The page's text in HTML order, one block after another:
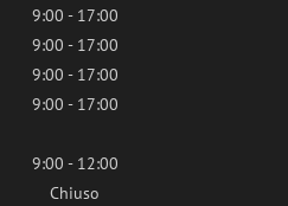
9:00 - 17:00
9:00 - 17:00
9:00 - 17:00
9:00 - 17:00
9:00 - 12:00
Chiuso